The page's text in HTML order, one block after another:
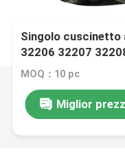
Singolo cuscinetto
32206 32207
MOQ：10 pc
Miglior